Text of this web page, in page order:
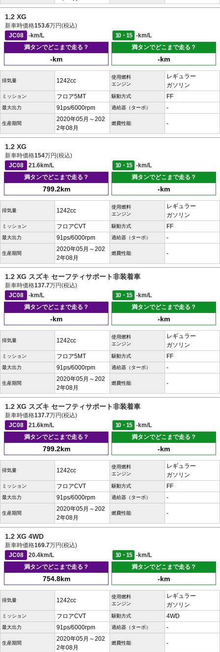
1.2 XG
新車時価格153.6万円(税込)
JC08
-km/L 10・15
-km/L
満タンでどこまで走る？
-km
満タンでどこまで走る？
-km
排気量 1242cc
使用燃料
エンジン
レギュラー
ガソリン
ミッション フロア5MT 駆動方式 FF
最大出力 91ps/6000rpm 過給器（ターボ） -
生産期間
2020年05月～202
2年08月
燃費性能 -
1.2 XG
新車時価格154万円(税込)
JC08
21.6km/L 10・15
-km/L
満タンでどこまで走る？
799.2km
満タンでどこまで走る？
-km
排気量 1242cc
使用燃料
エンジン
レギュラー
ガソリン
ミッション フロアCVT 駆動方式 FF
最大出力 91ps/6000rpm 過給器（ターボ） -
生産期間
2020年05月～202
2年08月
燃費性能 -
1.2 XG スズキ セーフティサポート非装着車
新車時価格137.7万円(税込)
JC08
-km/L 10・15
-km/L
満タンでどこまで走る？
-km
満タンでどこまで走る？
-km
排気量 1242cc
使用燃料
エンジン
レギュラー
ガソリン
ミッション フロア5MT 駆動方式 FF
最大出力 91ps/6000rpm 過給器（ターボ） -
生産期間
2020年05月～202
2年08月
燃費性能 -
1.2 XG スズキ セーフティサポート非装着車
新車時価格137.7万円(税込)
JC08
21.6km/L 10・15
-km/L
満タンでどこまで走る？
799.2km
満タンでどこまで走る？
-km
排気量 1242cc
使用燃料
エンジン
レギュラー
ガソリン
ミッション フロアCVT 駆動方式 FF
最大出力 91ps/6000rpm 過給器（ターボ） -
生産期間
2020年05月～202
2年08月
燃費性能 -
1.2 XG 4WD
新車時価格169.7万円(税込)
JC08
20.4km/L 10・15
-km/L
満タンでどこまで走る？
754.8km
満タンでどこまで走る？
-km
排気量 1242cc
使用燃料
エンジン
レギュラー
ガソリン
ミッション フロアCVT 駆動方式 4WD
最大出力 91ps/6000rpm 過給器（ターボ） -
生産期間
2020年05月～202
2年08月
燃費性能 -